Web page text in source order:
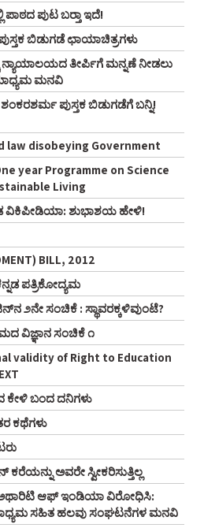
ಪುಟ ಬರ್‍ತಾ ಇದೆ!
ಬಿಡುಗಡೆ ಛಾಯಾಚಿತ್ರಗಳು
ನ್ಯಾಯಾಲಯದ ತೀರ್ಪಿಗೆ ಮನ್ನಣೆ ನೀಡಲು
ಮನವಿ
ಪುಸ್ತಕ ಬಿಡುಗಡೆಗೆ ಬನ್ನಿ!
law disobeying Government
year Programme on Science
Living
ವಿಕಿಪೀಡಿಯಾ: ಶುಭಾಶಯ ಹೇಳಿ!
BILL, 2012
ಪತ್ರಿಕೋದ್ಯಮ
ಸಂಚಿಕೆ : ಸ್ಥಾವರಕ್ಕಳಿವುಂಟೆ?
ವಿಜ್ಞಾನ ಸಂಚಿಕೆ ೧
validity of Right to Education
ಬಂದ ದನಿಗಳು
ಕಥೆಗಳು
ಅವರೇ ಸ್ವೀಕರಿಸುತ್ತಿಲ್ಲ
ಅಥಾರಿಟಿ ಆಫ್‌ ಇಂಡಿಯಾ ವಿರೋಧಿಸಿ:
ಸಹಿತ ಹಲವು ಸಂಘಟನೆಗಳ ಮನವಿ